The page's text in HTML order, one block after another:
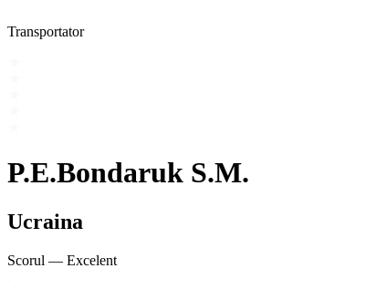
Transportator
P.E.Bondaruk S.M.
Ucraina
Scorul — Excelent